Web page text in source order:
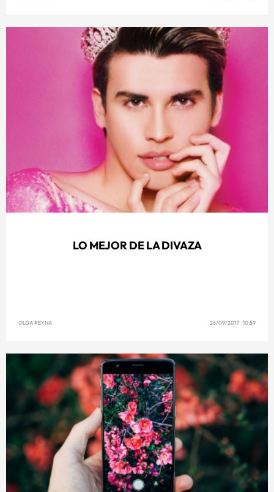
LO MEJOR DE LA DIVAZA
OLGA REYNA 26/09/2017 10:59